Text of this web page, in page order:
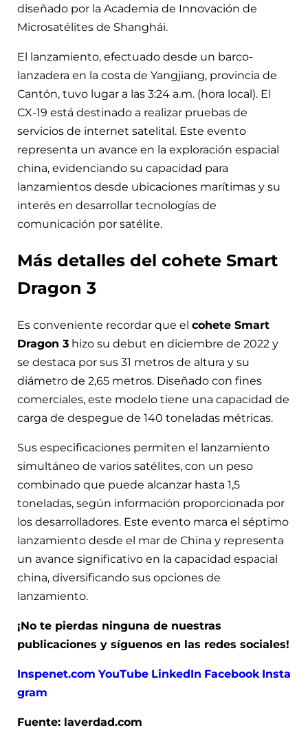
diseñado por la Academia de Innovación de
Microsatélites de Shanghái.
El lanzamiento, efectuado desde un barco-
lanzadera en la costa de Yangjiang, provincia de
Cantón, tuvo lugar a las 3:24 a.m. (hora local). El
CX-19 está destinado a realizar pruebas de
servicios de internet satelital. Este evento
representa un avance en la exploración espacial
china, evidenciando su capacidad para
lanzamientos desde ubicaciones marítimas y su
interés en desarrollar tecnologías de
comunicación por satélite.
Más detalles del cohete Smart
Dragon 3
Es conveniente recordar que el cohete Smart
Dragon 3 hizo su debut en diciembre de 2022 y
se destaca por sus 31 metros de altura y su
diámetro de 2,65 metros. Diseñado con fines
comerciales, este modelo tiene una capacidad de
carga de despegue de 140 toneladas métricas.
Sus especificaciones permiten el lanzamiento
simultáneo de varios satélites, con un peso
combinado que puede alcanzar hasta 1,5
toneladas, según información proporcionada por
los desarrolladores. Este evento marca el séptimo
lanzamiento desde el mar de China y representa
un avance significativo en la capacidad espacial
china, diversificando sus opciones de
lanzamiento.
¡No te pierdas ninguna de nuestras
publicaciones y síguenos en las redes sociales!
Inspenet.com YouTube LinkedIn Facebook Insta
gram
Fuente: laverdad.com